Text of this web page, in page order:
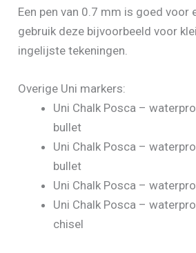
Een pen van 0.7 mm is goed voor
gebruik deze bijvoorbeeld voor
ingelijste tekeningen.
Overige Uni markers:
Uni Chalk Posca –
bullet
Uni Chalk Posca –
bullet
Uni Chalk Posca –
Uni Chalk Posca –
chisel